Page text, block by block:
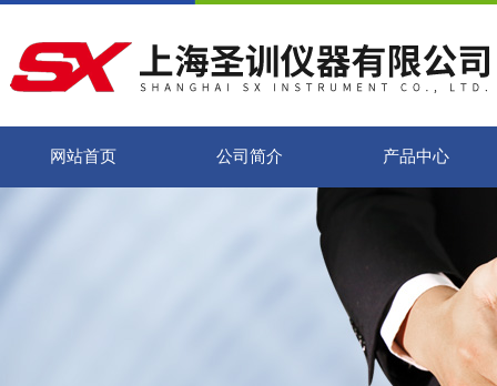
网站首页 公司简介 产品中心